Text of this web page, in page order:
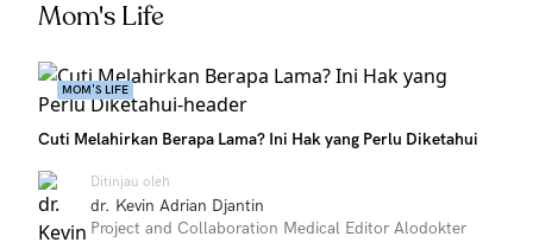
Mom's Life
MOM'S LIFE
Cuti Melahirkan Berapa Lama? Ini Hak yang Perlu Diketahui
Ditinjau oleh
dr. Kevin Adrian Djantin
Project and Collaboration Medical Editor Alodokter